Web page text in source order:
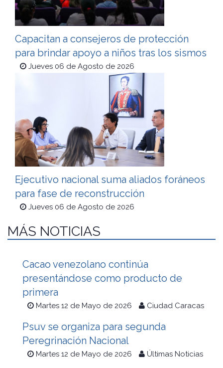
Capacitan a consejeros de protección
para brindar apoyo a niños tras los sismos
Jueves 06 de Agosto de 2026
Ejecutivo nacional suma aliados foráneos
para fase de reconstrucción
Jueves 06 de Agosto de 2026
MÁS NOTICIAS
Cacao venezolano continúa
presentándose como producto de
primera
Martes 12 de Mayo de 2026 Ciudad Caracas
Psuv se organiza para segunda
Peregrinación Nacional
Martes 12 de Mayo de 2026 Últimas Noticias